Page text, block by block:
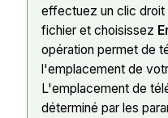
effectuez un clic droit
fichier et choisissez
opération permet de
l'emplacement de
L'emplacement de
déterminé par les